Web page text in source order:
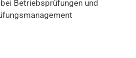
Betriebsprüfungen und